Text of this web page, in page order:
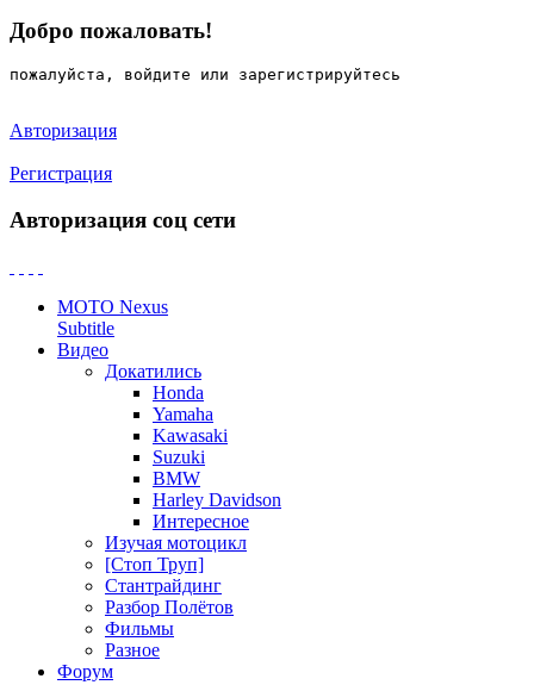
Добро пожаловать!
пожалуйста, войдите или зарегистрируйтесь
Авторизация
Регистрация
Авторизация соц сети
MOTO Nexus
Subtitle
Видео
Докатились
Honda
Yamaha
Kawasaki
Suzuki
BMW
Harley Davidson
Интересное
Изучая мотоцикл
[Стоп Труп]
Стантрайдинг
Разбор Полётов
Фильмы
Разное
Форум